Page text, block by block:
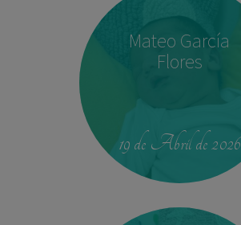
Mateo García
Flores
19 de Abril de 2026